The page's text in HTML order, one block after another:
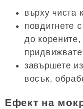
върху чиста
повдигнете
до
завършете
восък,
Ефект на